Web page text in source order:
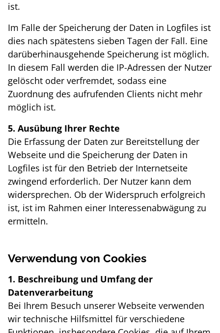
ist.
Im Falle der Speicherung der Daten in Logfiles ist
dies nach spätestens sieben Tagen der Fall. Eine
darüberhinausgehende Speicherung ist möglich.
In diesem Fall werden die IP-Adressen der Nutzer
gelöscht oder verfremdet, sodass eine
Zuordnung des aufrufenden Clients nicht mehr
möglich ist.
5. Ausübung Ihrer Rechte
Die Erfassung der Daten zur Bereitstellung der
Webseite und die Speicherung der Daten in
Logfiles ist für den Betrieb der Internetseite
zwingend erforderlich. Der Nutzer kann dem
widersprechen. Ob der Widerspruch erfolgreich
ist, ist im Rahmen einer Interessenabwägung zu
ermitteln.
Verwendung von Cookies
1. Beschreibung und Umfang der
Datenverarbeitung
Bei Ihrem Besuch unserer Webseite verwenden
wir technische Hilfsmittel für verschiedene